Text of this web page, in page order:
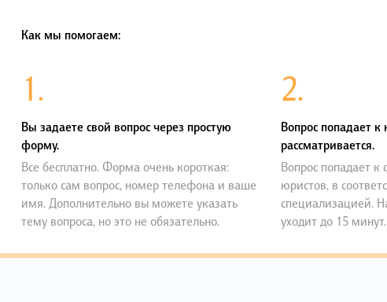
Как мы помогаем:
1.
Вы задаете свой вопрос через простую
форму.
Все бесплатно. Форма очень короткая:
только сам вопрос, номер телефона и ваше
имя. Дополнительно вы можете указать
тему вопроса, но это не обязательно.
2.
Вопрос попадает к
рассматривается.
Вопрос попадает
юристов, в
специализацией.
уходит до 15 минут.